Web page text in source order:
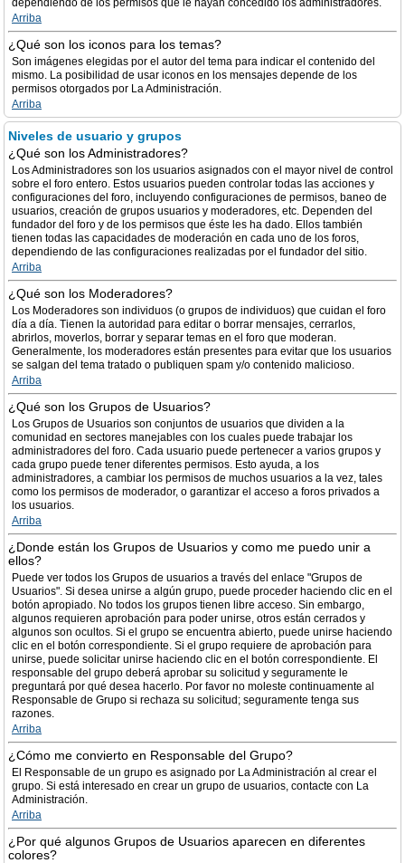
dependiendo de los permisos que le hayan concedido los administradores.
Arriba
¿Qué son los iconos para los temas?
Son imágenes elegidas por el autor del tema para indicar el contenido del
mismo. La posibilidad de usar iconos en los mensajes depende de los
permisos otorgados por La Administración.
Arriba
Niveles de usuario y grupos
¿Qué son los Administradores?
Los Administradores son los usuarios asignados con el mayor nivel de control
sobre el foro entero. Estos usuarios pueden controlar todas las acciones y
configuraciones del foro, incluyendo configuraciones de permisos, baneo de
usuarios, creación de grupos usuarios y moderadores, etc. Dependen del
fundador del foro y de los permisos que éste les ha dado. Ellos también
tienen todas las capacidades de moderación en cada uno de los foros,
dependiendo de las configuraciones realizadas por el fundador del sitio.
Arriba
¿Qué son los Moderadores?
Los Moderadores son individuos (o grupos de individuos) que cuidan el foro
día a día. Tienen la autoridad para editar o borrar mensajes, cerrarlos,
abrirlos, moverlos, borrar y separar temas en el foro que moderan.
Generalmente, los moderadores están presentes para evitar que los usuarios
se salgan del tema tratado o publiquen spam y/o contenido malicioso.
Arriba
¿Qué son los Grupos de Usuarios?
Los Grupos de Usuarios son conjuntos de usuarios que dividen a la
comunidad en sectores manejables con los cuales puede trabajar los
administradores del foro. Cada usuario puede pertenecer a varios grupos y
cada grupo puede tener diferentes permisos. Esto ayuda, a los
administradores, a cambiar los permisos de muchos usuarios a la vez, tales
como los permisos de moderador, o garantizar el acceso a foros privados a
los usuarios.
Arriba
¿Donde están los Grupos de Usuarios y como me puedo unir a
ellos?
Puede ver todos los Grupos de usuarios a través del enlace "Grupos de
Usuarios". Si desea unirse a algún grupo, puede proceder haciendo clic en el
botón apropiado. No todos los grupos tienen libre acceso. Sin embargo,
algunos requieren aprobación para poder unirse, otros están cerrados y
algunos son ocultos. Si el grupo se encuentra abierto, puede unirse haciendo
clic en el botón correspondiente. Si el grupo requiere de aprobación para
unirse, puede solicitar unirse haciendo clic en el botón correspondiente. El
responsable del grupo deberá aprobar su solicitud y seguramente le
preguntará por qué desea hacerlo. Por favor no moleste continuamente al
Responsable de Grupo si rechaza su solicitud; seguramente tenga sus
razones.
Arriba
¿Cómo me convierto en Responsable del Grupo?
El Responsable de un grupo es asignado por La Administración al crear el
grupo. Si está interesado en crear un grupo de usuarios, contacte con La
Administración.
Arriba
¿Por qué algunos Grupos de Usuarios aparecen en diferentes
colores?